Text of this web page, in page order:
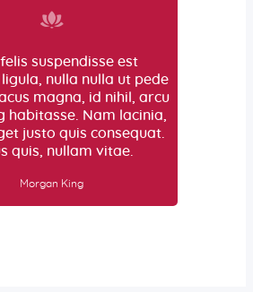
suspendisse est
nulla nulla ut pede
magna, id nihil, arcu
habitasse. Nam lacinia,
justo quis consequat.
quis, nullam vitae.
Morgan King